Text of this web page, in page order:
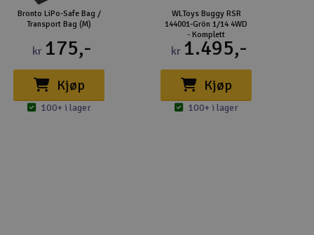
Bronto LiPo-Safe Bag /
Transport Bag (M)
kr 175,-
Kjøp
100+ i lager
WLToys Buggy RSR
144001-Grön 1/14 4WD
- Komplett
kr 1.495,-
Kjøp
100+ i lager